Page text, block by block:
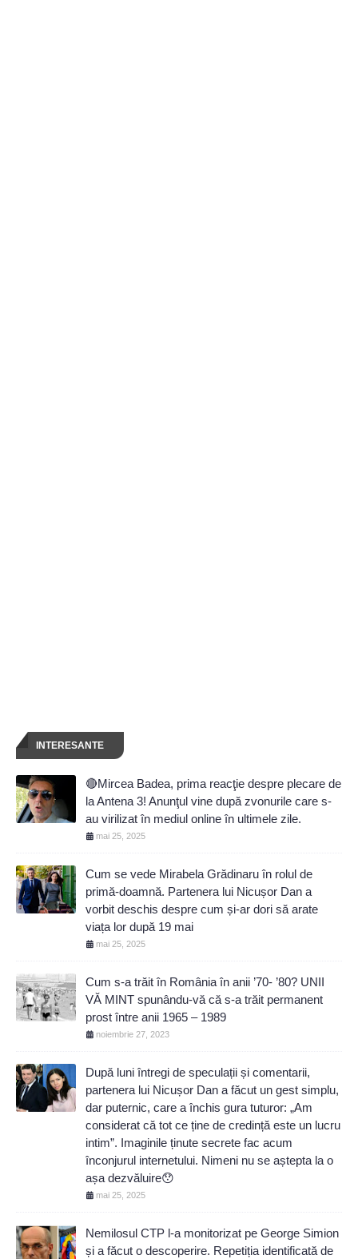
INTERESANTE
🔴Mircea Badea, prima reacţie despre plecare de
la Antena 3! Anunţul vine după zvonurile care s-
au virilizat în mediul online în ultimele zile.
mai 25, 2025
Cum se vede Mirabela Grădinaru în rolul de
primă-doamnă. Partenera lui Nicușor Dan a
vorbit deschis despre cum și-ar dori să arate
viața lor după 19 mai
mai 25, 2025
Cum s-a trăit în România în anii ’70- ’80? UNII
VĂ MINT spunându-vă că s-a trăit permanent
prost între anii 1965 – 1989
noiembrie 27, 2023
După luni întregi de speculații și comentarii,
partenera lui Nicușor Dan a făcut un gest simplu,
dar puternic, care a închis gura tuturor: „Am
considerat că tot ce ține de credință este un lucru
intim”. Imaginile ținute secrete fac acum
înconjurul internetului. Nimeni nu se aștepta la o
așa dezvăluire😯
mai 25, 2025
Nemilosul CTP l-a monitorizat pe George Simion
și a făcut o descoperire. Repetiția identificată de